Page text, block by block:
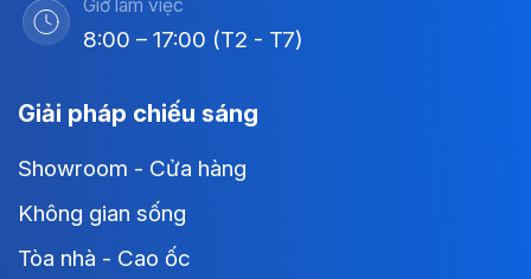
Giờ làm việc
8:00 – 17:00 (T2 - T7)
Giải pháp chiếu sáng
Showroom - Cửa hàng
Không gian sống
Tòa nhà - Cao ốc